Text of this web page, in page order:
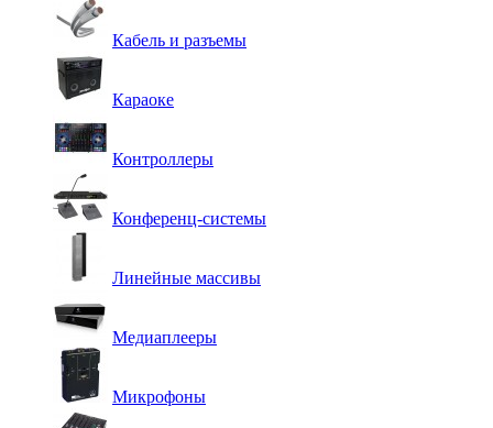
Кабель и разъемы
Караоке
Контроллеры
Конференц-системы
Линейные массивы
Медиаплееры
Микрофоны